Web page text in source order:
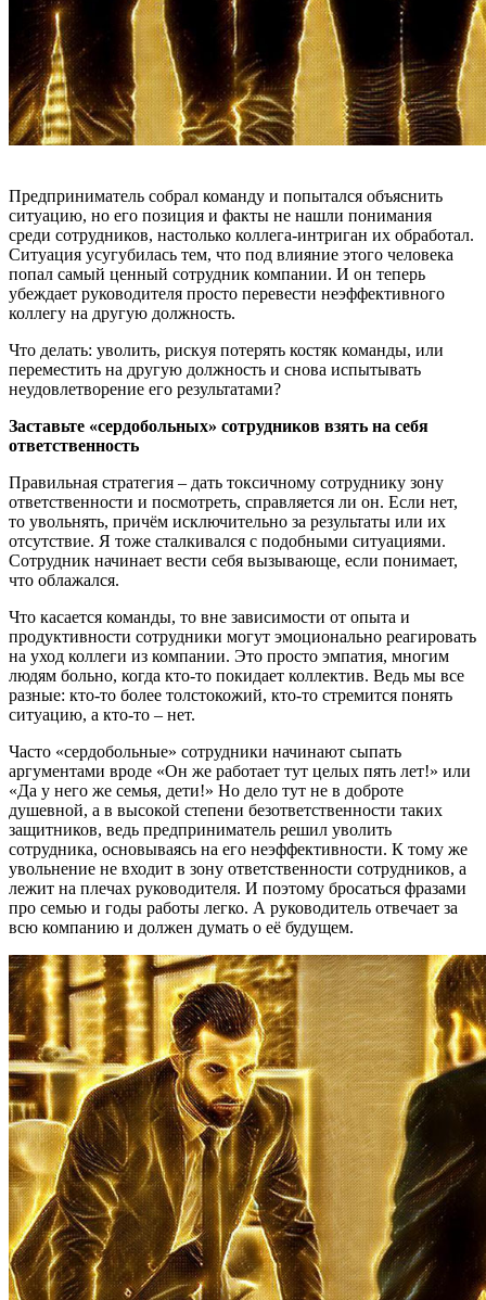
Предприниматель собрал команду и попытался объяснить
ситуацию, но его позиция и факты не нашли понимания
среди сотрудников, настолько коллега-интриган их обработал.
Ситуация усугубилась тем, что под влияние этого человека
попал самый ценный сотрудник компании. И он теперь
убеждает руководителя просто перевести неэффективного
коллегу на другую должность.
Что делать: уволить, рискуя потерять костяк команды, или
переместить на другую должность и снова испытывать
неудовлетворение его результатами?
Заставьте «сердобольных» сотрудников взять на себя
ответственность
Правильная стратегия – дать токсичному сотруднику зону
ответственности и посмотреть, справляется ли он. Если нет,
то увольнять, причём исключительно за результаты или их
отсутствие. Я тоже сталкивался с подобными ситуациями.
Сотрудник начинает вести себя вызывающе, если понимает,
что облажался.
Что касается команды, то вне зависимости от опыта и
продуктивности сотрудники могут эмоционально реагировать
на уход коллеги из компании. Это просто эмпатия, многим
людям больно, когда кто-то покидает коллектив. Ведь мы все
разные: кто-то более толстокожий, кто-то стремится понять
ситуацию, а кто-то – нет.
Часто «сердобольные» сотрудники начинают сыпать
аргументами вроде «Он же работает тут целых пять лет!» или
«Да у него же семья, дети!» Но дело тут не в доброте
душевной, а в высокой степени безответственности таких
защитников, ведь предприниматель решил уволить
сотрудника, основываясь на его неэффективности. К тому же
увольнение не входит в зону ответственности сотрудников, а
лежит на плечах руководителя. И поэтому бросаться фразами
про семью и годы работы легко. А руководитель отвечает за
всю компанию и должен думать о её будущем.